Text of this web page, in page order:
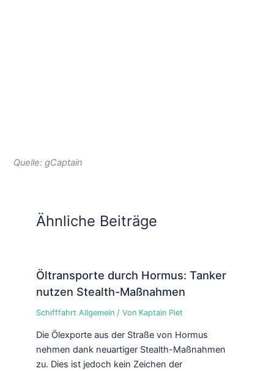
Quelle: gCaptain
Ähnliche Beiträge
Öltransporte durch Hormus: Tanker
nutzen Stealth-Maßnahmen
Schifffahrt Allgemein/ Von Kaptain Piet
Die Ölexporte aus der Straße von Hormus
nehmen dank neuartiger Stealth-Maßnahmen
zu. Dies ist jedoch kein Zeichen der